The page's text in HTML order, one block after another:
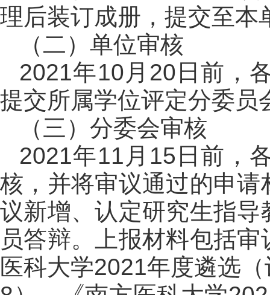
理后装订成册，提交至本
（二）单位审核
2021年10月20日前，
提交所属学位评定分委员
（三）分委会审核
2021年11月15日前，
核，并将审议通过的申
议新增、认定研究生指
员答辩。上报材料包括
医科大学2021年度遴选